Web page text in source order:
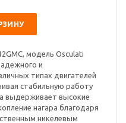
модель Osculati
и
типах двигателей
стабильную работу
выдерживает высокие
нагара благодаря
никелевым